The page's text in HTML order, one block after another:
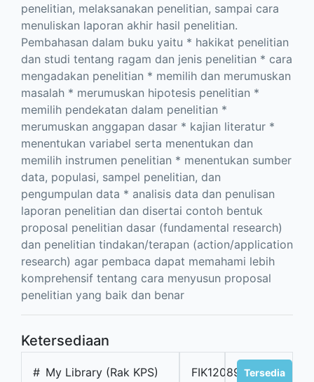
penelitian, melaksanakan penelitian, sampai cara
menuliskan laporan akhir hasil penelitian.
Pembahasan dalam buku yaitu * hakikat penelitian
dan studi tentang ragam dan jenis penelitian * cara
mengadakan penelitian * memilih dan merumuskan
masalah * merumuskan hipotesis penelitian *
memilih pendekatan dalam penelitian *
merumuskan anggapan dasar * kajian literatur *
menentukan variabel serta menentukan dan
memilih instrumen penelitian * menentukan sumber
data, populasi, sampel penelitian, dan
pengumpulan data * analisis data dan penulisan
laporan penelitian dan disertai contoh bentuk
proposal penelitian dasar (fundamental research)
dan penelitian tindakan/terapan (action/application
research) agar pembaca dapat memahami lebih
komprehensif tentang cara menyusun proposal
penelitian yang baik dan benar
Ketersediaan
# My Library (Rak KPS) FIK12089 Tersedia